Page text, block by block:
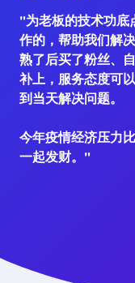
"为老板的技术功底
作的，帮助我们解
熟了后买了粉丝、
补上，服务态度可
到当天解决问题。
今年疫情经济压力
一起发财。"